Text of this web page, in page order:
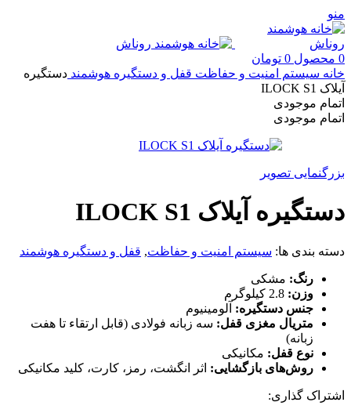
منو
0 محصول 0 تومان
خانه سیستم امنیت و حفاظت قفل و دستگیره هوشمند دستگیره
آیلاک ILOCK S1
اتمام موجودی
اتمام موجودی
بزرگنمایی تصویر
دستگیره آیلاک ILOCK S1
دسته بندی ها: سیستم امنیت و حفاظت, قفل و دستگیره هوشمند
رنگ: مشکی
وزن:
جنس دستگیره: آلومینیوم
متریال مغزی قفل: سه زبانه فولادی (قابل ارتقاء تا هفت
زبانه)
نوع قفل: مکانیکی
روش‌های بازگشایی: اثر انگشت، رمز، کارت، کلید مکانیکی
اشتراک گذاری: